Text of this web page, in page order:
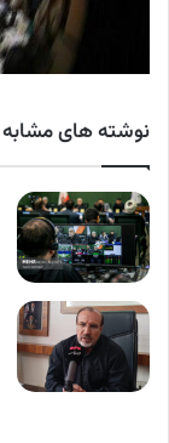
نوشته های مشابه